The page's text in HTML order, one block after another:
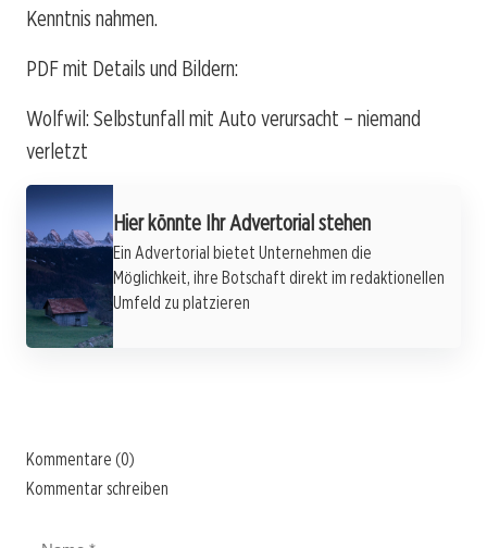
Kenntnis nahmen.
PDF mit Details und Bildern:
Wolfwil: Selbstunfall mit Auto verursacht – niemand
verletzt
Hier könnte Ihr Advertorial stehen
Ein Advertorial bietet Unternehmen die
Möglichkeit, ihre Botschaft direkt im redaktionellen
Umfeld zu platzieren
Kommentare (0)
Kommentar schreiben